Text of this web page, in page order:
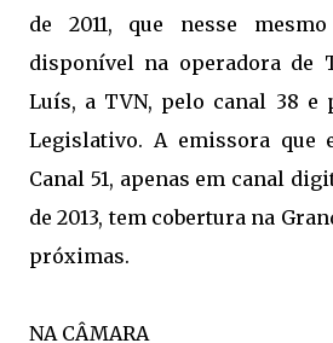
de 2011, que nesse
disponível na operadora de
Luís, a TVN, pelo canal 38 e
Legislativo. A emissora que
Canal 51, apenas em canal
de 2013, tem cobertura na
próximas.
NA CÂMARA